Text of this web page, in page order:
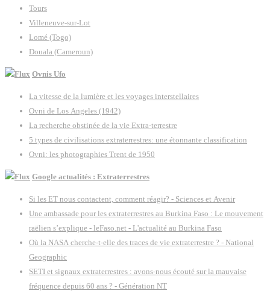
Tours
Villeneuve-sur-Lot
Lomé (Togo)
Douala (Cameroun)
Ovnis Ufo
La vitesse de la lumière et les voyages interstellaires
Ovni de Los Angeles (1942)
La recherche obstinée de la vie Extra-terrestre
5 types de civilisations extraterrestres: une étonnante classification
Ovni: les photographies Trent de 1950
Google actualités : Extraterrestres
Si les ET nous contactent, comment réagir? - Sciences et Avenir
Une ambassade pour les extraterrestres au Burkina Faso : Le mouvement
raëlien s’explique - leFaso.net - L'actualité au Burkina Faso
Où la NASA cherche-t-elle des traces de vie extraterrestre ? - National
Geographic
SETI et signaux extraterrestres : avons-nous écouté sur la mauvaise
fréquence depuis 60 ans ? - Génération NT